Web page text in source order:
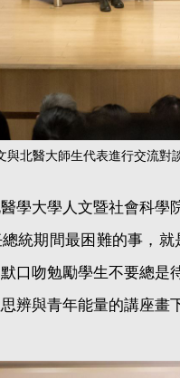
與北醫大師生代表進行交流對
學大學人文暨社會科
統期間最困難的事，
口吻勉勵學生不要總
辨與青年能量的講座畫